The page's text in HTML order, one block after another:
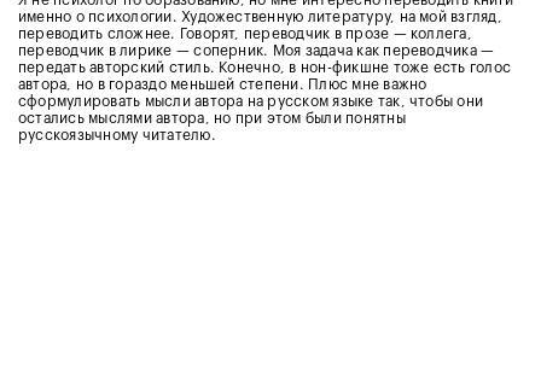
именно о психологии. Художественную литературу, на мой взгляд,
переводить сложнее. Говорят, переводчик в прозе — коллега,
переводчик в лирике — соперник. Моя задача как переводчика —
передать авторский стиль. Конечно, в нон-фикшне тоже есть голос
автора, но в гораздо меньшей степени. Плюс мне важно
сформулировать мысли автора на русском языке так, чтобы они
остались мыслями автора, но при этом были понятны
русскоязычному читателю.